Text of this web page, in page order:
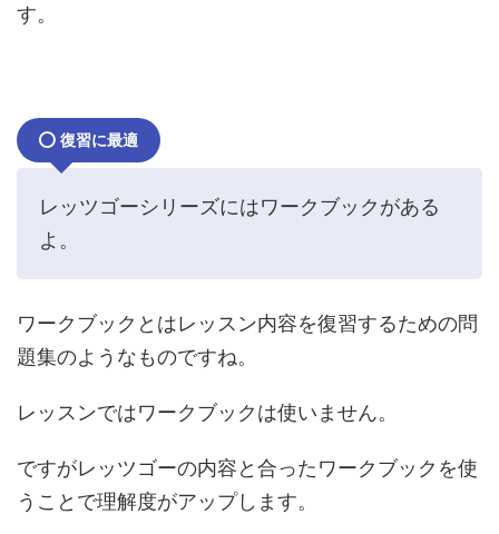
す。
復習に最適
レッツゴーシリーズにはワークブックがある
よ。
ワークブックとはレッスン内容を復習するための問
題集のようなものですね。
レッスンではワークブックは使いません。
ですがレッツゴーの内容と合ったワークブックを使
うことで理解度がアップします。